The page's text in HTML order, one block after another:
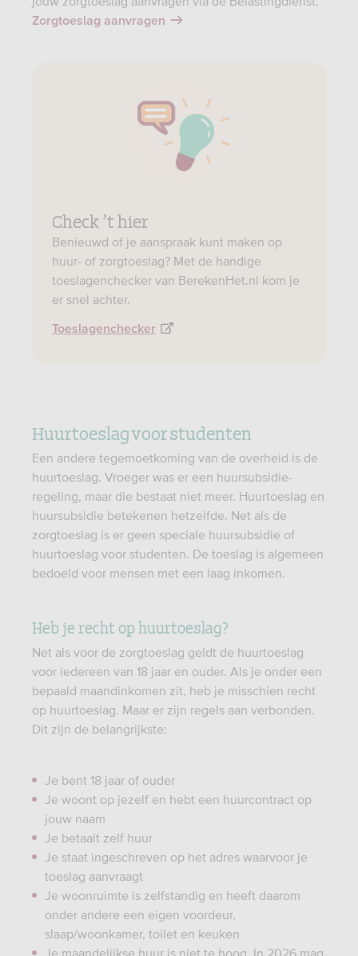
Zorgtoeslag aanvragen
Check ’t hier
Benieuwd of je aanspraak kunt maken op
huur- of zorgtoeslag? Met de handige
toeslagenchecker van BerekenHet.nl kom je
er snel achter.
Toeslagenchecker
Huurtoeslag voor studenten
Een andere tegemoetkoming van de overheid is de
huurtoeslag. Vroeger was er een huursubsidie-
regeling, maar die bestaat niet meer. Huurtoeslag en
huursubsidie betekenen hetzelfde. Net als de
zorgtoeslag is er geen speciale huursubsidie of
huurtoeslag voor studenten. De toeslag is algemeen
bedoeld voor mensen met een laag inkomen.
Heb je recht op huurtoeslag?
Net als voor de zorgtoeslag geldt de huurtoeslag
voor iedereen van 18 jaar en ouder. Als je onder een
bepaald maandinkomen zit, heb je misschien recht
op huurtoeslag. Maar er zijn regels aan verbonden.
Dit zijn de belangrijkste:
Je bent 18 jaar of ouder
Je woont op jezelf en hebt een huurcontract op
jouw naam
Je betaalt zelf huur
Je staat ingeschreven op het adres waarvoor je
toeslag aanvraagt
Je woonruimte is zelfstandig en heeft daarom
onder andere een eigen voordeur,
slaap/woonkamer, toilet en keuken
Je maandelijkse huur is niet te hoog. In 2026 mag